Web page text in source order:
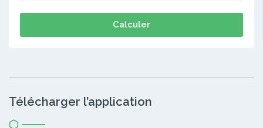
Calculer
Télécharger l’application